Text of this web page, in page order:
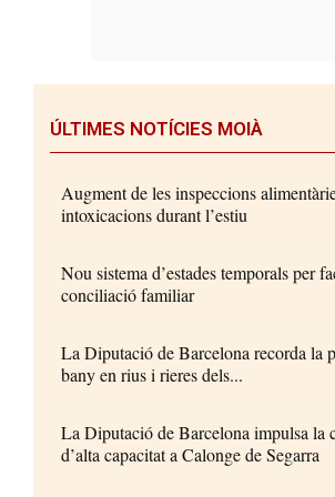
ÚLTIMES NOTÍCIES MOIÀ
Augment de les inspeccions
intoxicacions durant l’estiu
Nou sistema d’estades temporals per
conciliació familiar
La Diputació de Barcelona recorda la
bany en rius i rieres dels...
La Diputació de Barcelona impulsa la
d’alta capacitat a Calonge de Segarra